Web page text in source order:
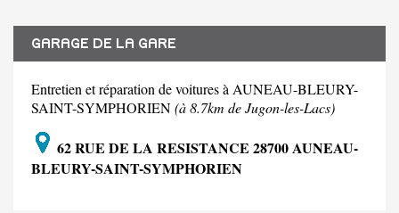
GARAGE DE LA GARE
Entretien et réparation de voitures à AUNEAU-BLEURY-
SAINT-SYMPHORIEN(à 8.7km de Jugon-les-Lacs)
62 RUE DE LA RESISTANCE 28700 AUNEAU-
BLEURY-SAINT-SYMPHORIEN